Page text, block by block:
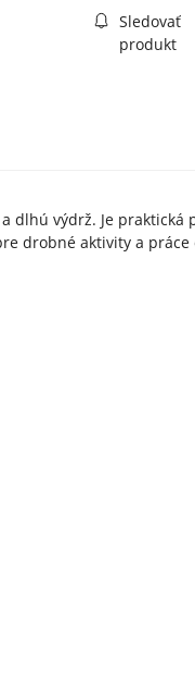
Sledovať
produkt
dlhú výdrž. Je
drobné aktivity a